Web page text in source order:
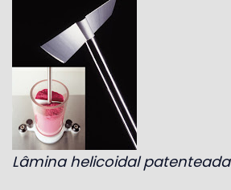
Lâmina helicoidal patenteada